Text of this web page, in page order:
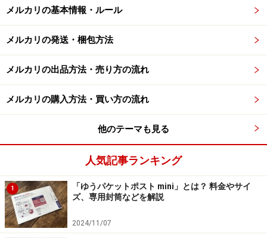
■商品にダメージがついてしまうような梱包
梱包するのは、商品を衝撃から守る目的もあるので、配
送中にダメージがつかないような工夫も必要です。例え
ば食器などを送る場合、外側からのダメージはすごく気
をつけなければなりません。でも、もし食器が複数ある
番いいのは、食器をそれぞれ1つずつエアクッションな
ので梱包していくことです。そうすれば配送中にお互い
他にもバッグの金具や洋服のボタンなど、金属が付いて
いる物は少し気をつけましょう。金属部分をカバーする
だけで、金属が傷つきませんし、他のものを傷つけるこ
ともなくなります。
メルカリの基本情報・ルール
メルカリの発送・梱包方法
メルカリの出品方法・売り方の流れ
メルカリの購入方法・買い方の流れ
他のテーマも見る
人気記事ランキング
1
「ゆうパケットポスト mini」とは？ 料金やサイ
ズ、専用封筒などを解説
2024/11/07